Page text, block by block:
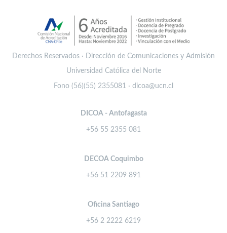
Derechos Reservados · Dirección de Comunicaciones y Admisión
Universidad Católica del Norte
Fono (56)(55) 2355081 · dicoa@ucn.cl
DICOA - Antofagasta
+56 55 2355 081
DECOA Coquimbo
+56 51 2209 891
Oficina Santiago
+56 2 2222 6219